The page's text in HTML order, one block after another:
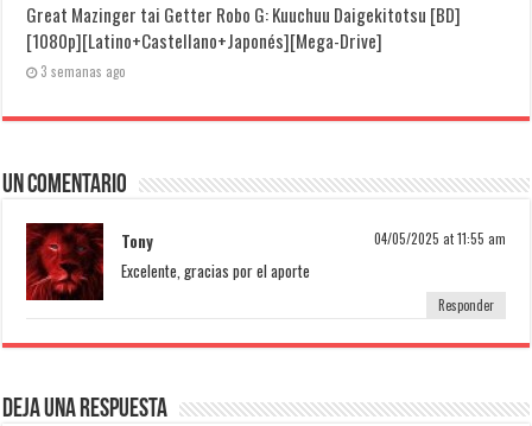
Great Mazinger tai Getter Robo G: Kuuchuu Daigekitotsu [BD]
[1080p][Latino+Castellano+Japonés][Mega-Drive]
3 semanas ago
Un comentario
Tony 04/05/2025 at 11:55 am
Excelente, gracias por el aporte
Responder
Deja una respuesta